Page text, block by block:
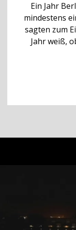
Ein Jahr
mindestens
sagten zum
Jahr weiß,